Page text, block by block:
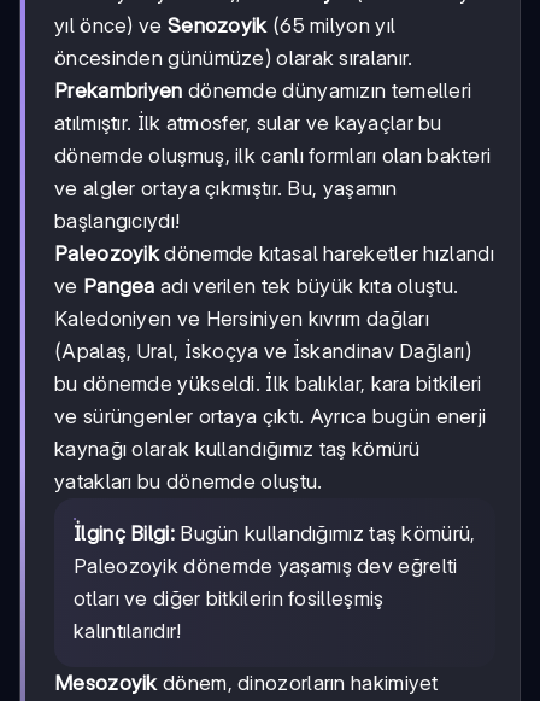
yıl önce) ve Senozoyik (65 milyon yıl
öncesinden günümüze) olarak sıralanır.
Prekambriyen dönemde dünyamızın temelleri
atılmıştır. İlk atmosfer, sular ve kayaçlar bu
dönemde oluşmuş, ilk canlı formları olan bakteri
ve algler ortaya çıkmıştır. Bu, yaşamın
başlangıcıydı!
Paleozoyik dönemde kıtasal hareketler hızlandı
ve Pangea adı verilen tek büyük kıta oluştu.
Kaledoniyen ve Hersiniyen kıvrım dağları
(Apalaş, Ural, İskoçya ve İskandinav Dağları)
bu dönemde yükseldi. İlk balıklar, kara bitkileri
ve sürüngenler ortaya çıktı. Ayrıca bugün enerji
kaynağı olarak kullandığımız taş kömürü
yatakları bu dönemde oluştu.
İlginç Bilgi:Bugün kullandığımız taş kömürü,
Paleozoyik dönemde yaşamış dev eğrelti
otları ve diğer bitkilerin fosilleşmiş
kalıntılarıdır!
Mesozoyik dönem, dinozorların hakimiyet